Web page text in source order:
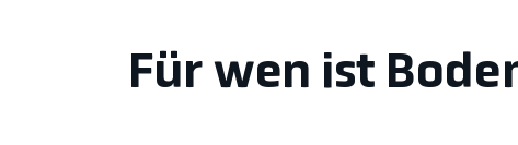
Für wen ist